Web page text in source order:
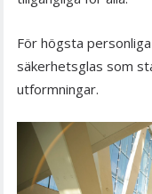
För högsta
säkerhetsglas som
utformningar.